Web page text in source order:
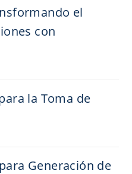
el
con
la Toma de
Generación de